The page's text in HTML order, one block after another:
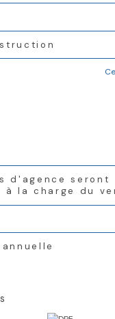
d'agence seront
à la charge du